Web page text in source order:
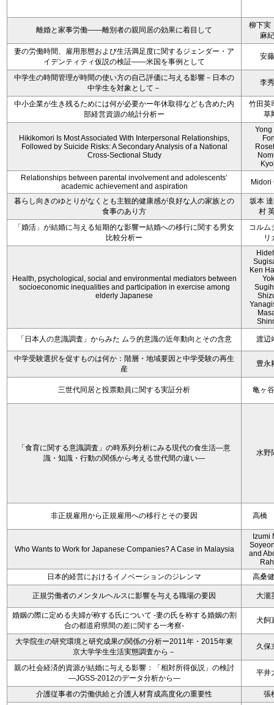
離婚と家事労働――離別者の親同居の効果に着目して
柳下実
麻
妻の労働時間、雇用形態および生活満足度に関するジェンダー・ア
イデンティティ仮説の検証――米国を事例として
安
中学生の時間管理が時間の使い方の自己評価に与える影響－日本の
中学生を対象として－
李
中小企業が生き残るためには何が必要かー年休取得なども含めた内
部経営資源の統計分析ー
竹田英
草
Hikikomori Is Most Associated With Interpersonal Relationships,
Followed by Suicide Risks: A Secondary Analysis of a National
Cross-Sectional Study
Yong
Relationships between parental involvement and adolescents’
academic achievement and aspiration
Midori
暮らし向きのゆとりがなくとも主観的健康感が良好な人の家族との
食事のあり方
坂本
村
「婚活」が結婚に与える短期的な影響ー結婚への移行に関する男女
比較分析ー
コルム
リ
Health, psychological, social and environmental mediators between
socioeconomic inequalities and participation in exercise among
elderly Japanese
Ken
「日本人の意識調査」からみた ムラ的意識の近年動向とその含意 渡辺
中学受験選択を促すものは何か：階層・地域要因と中学受験の再生
産
豊永
三世代同居と投票動員に関する実証分析 亀ヶ
「食育に関する意識調査」の時系列分析にみる現代の食生活―意
識・知識・行動の関係から考える世代間の違い―
水野
非正規雇用から正規雇用への移行とその要因 高橋
Who Wants to Work for Japanese Companies? A Case in Malaysia
Izumi
and
日本的経営におけるイノベーションのジレンマ
高桑
正規労働者のメンタルヘルスに影響を与える職場の要因 大瀧
婚姻の際に定める夫婦が称する氏について -妻の氏を称する婚姻の割
合の都道府県間の差に関する一考察-
犬飼
大学院生の研究環境と研究成果の関係の分析ー2011年・2015年東
京大学学生生活実態調査から－
久保
親の社会経済的資源が結婚に与える影響：「相対所得仮説」の検討
―JGSS-2012のデータ分析から―
平井
介護従事者の労働供給と介護人材育成高度化の重要性
張